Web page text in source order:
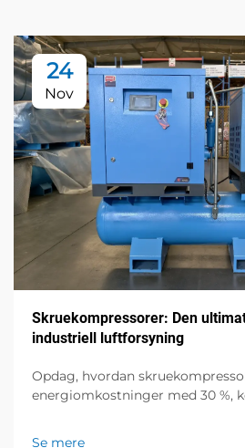
24
Nov
Skruekompressorer: Den
industriell luftforsyning
Opdag, hvordan
energiomkostninger med 30 %,
Se mere